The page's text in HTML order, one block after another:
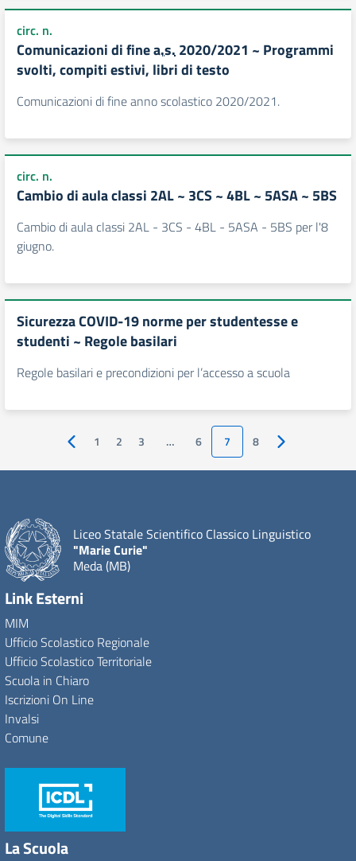
circ. n.
Comunicazioni di finea.s.2020/2021 ~ Programmi
svolti, compiti estivi, libri di testo
Comunicazioni di fine anno scolastico 2020/2021.
circ. n.
Cambio di aula classi 2AL ~ 3CS ~ 4BL ~ 5ASA ~ 5BS
Cambio di aula classi 2AL - 3CS - 4BL - 5ASA - 5BS per l'8
giugno.
Sicurezza COVID-19 norme per studentesse e
studenti ~ Regole basilari
Regole basilari e precondizioni per l’accesso a scuola
Pagina precedente
1 2 3 … 6 7 8 Pagina
Liceo Statale Scientifico Classico Linguistico
"Marie Curie"
Meda (MB)
Link Esterni
MIM
Ufficio Scolastico Regionale
Ufficio Scolastico Territoriale
Scuola in Chiaro
Iscrizioni On Line
Invalsi
Comune
La Scuola